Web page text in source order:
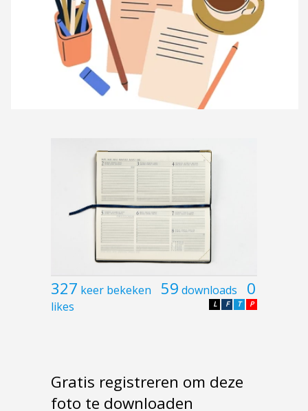
327 keer bekeken 59 downloads 0
likes P
T
F
L
Gratis registreren om deze
foto te downloaden